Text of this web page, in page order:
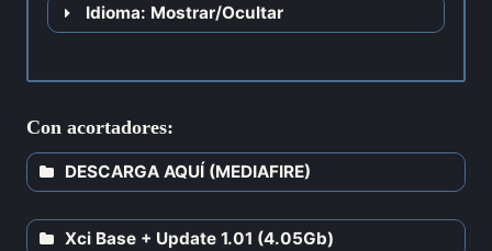
Idioma: Mostrar/Ocultar
Con acortadores:
DESCARGA AQUÍ (MEDIAFIRE)
Xci Base + Update 1.01 (4.05Gb)